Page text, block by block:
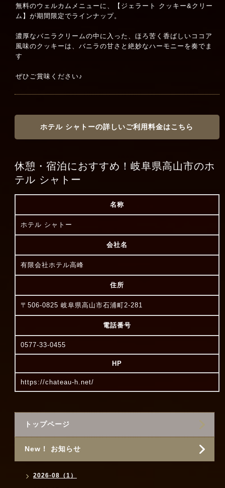
無料のウェルカムメニューに、【ジェラート クッキー&クリー
ム】が期間限定でラインナップ。
濃厚なバニラクリームの中に入った、ほろ苦く香ばしいココア
風味のクッキーは、バニラの甘さと絶妙なハーモニーを奏でま
す
ぜひご賞味ください♪
ホテル シャトーの詳しいご利用料金はこちら
休憩・宿泊におすすめ！岐阜県高山市のホ
テル シャトー
名称
ホテル シャトー
会社名
有限会社ホテル高峰
住所
〒506-0825 岐阜県高山市石浦町2-281
電話番号
0577-33-0455
HP
https://chateau-h.net/
トップページ
New！ お知らせ
2026-08（1）